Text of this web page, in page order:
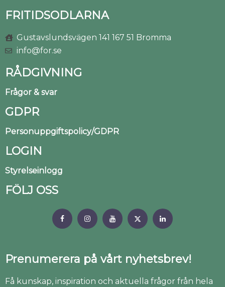
FRITIDSODLARNA
Gustavslundsvägen 141 167 51 Bromma
info@for.se
RÅDGIVNING
Frågor & svar
GDPR
Personuppgiftspolicy/GDPR
LOGIN
Styrelseinlogg
FÖLJ OSS
Prenumerera på vårt nyhetsbrev!
Få kunskap, inspiration och aktuella frågor från hela